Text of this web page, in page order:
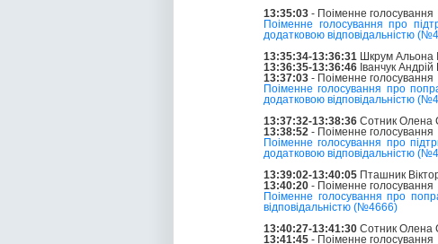
13:35:03 - Поіменне голосування
Поіменне голосування про
додатковою відповідальністю
13:35:34-13:36:31 Шкрум Альона
13:36:35-13:36:46 Іванчук
13:37:03 - Поіменне голосування
Поіменне голосування про
додатковою відповідальністю
13:37:32-13:38:36 Сотник Олена
13:38:52 - Поіменне голосування
Поіменне голосування про
додатковою відповідальністю
13:39:02-13:40:05 Пташник
13:40:20 - Поіменне голосування
Поіменне голосування про
відповідальністю (№4666)
13:40:27-13:41:30 Сотник Олена
13:41:45 - Поіменне голосування